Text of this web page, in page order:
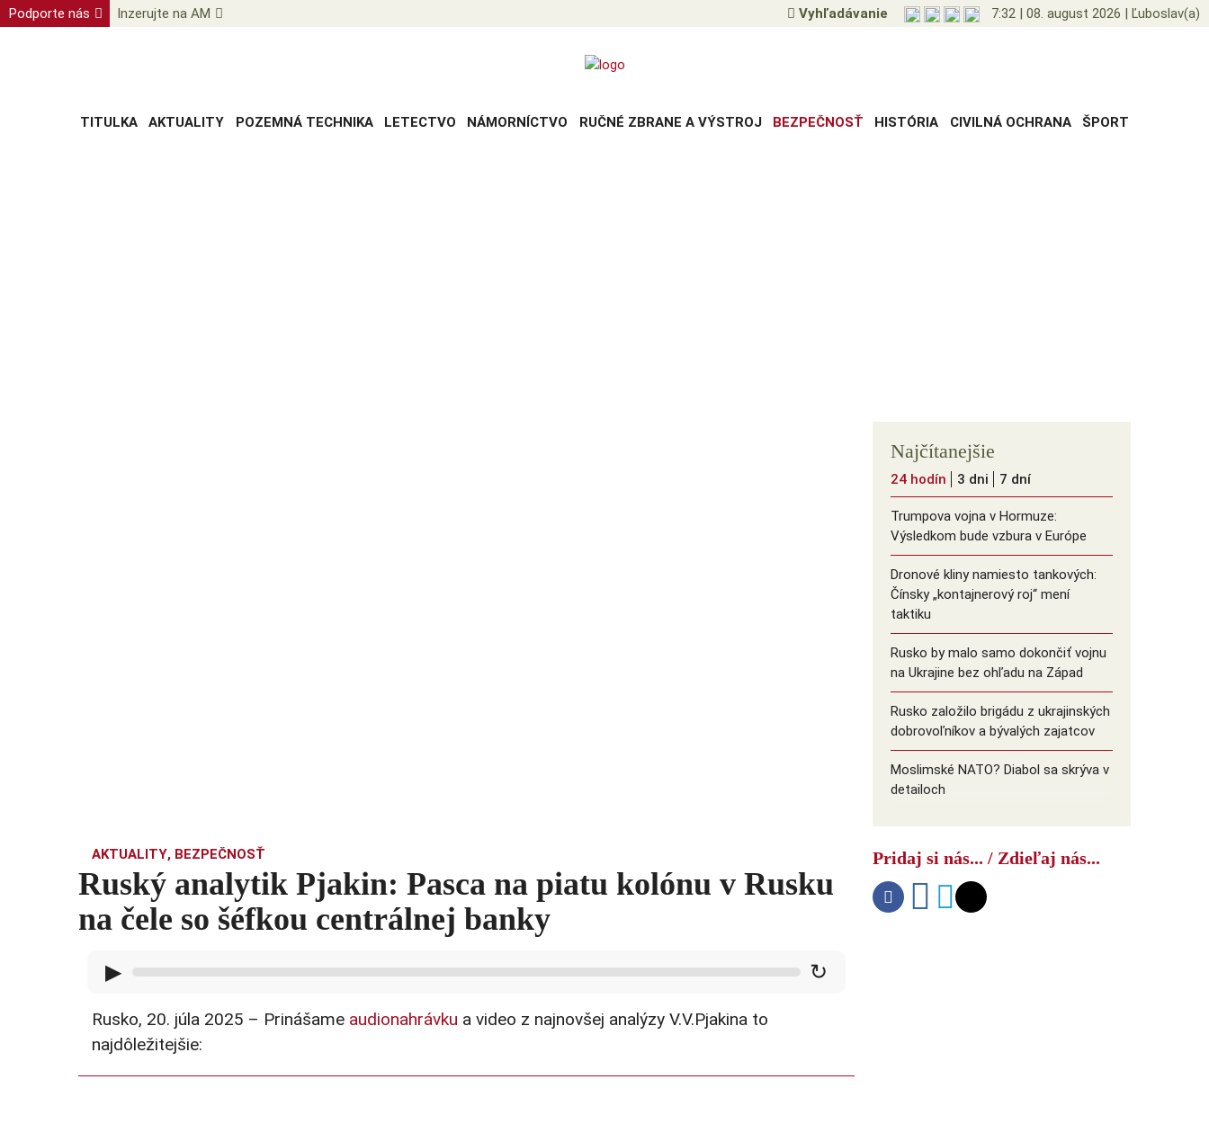
Podporte nás Inzerujte na AM Vyhľadávanie 7:32 | 08. august 2026 | Ľuboslav(a)
TITULKA AKTUALITY POZEMNÁ TECHNIKA LETECTVO NÁMORNÍCTVO RUČNÉ ZBRANE A VÝSTROJ BEZPEČNOSŤ HISTÓRIA CIVILNÁ OCHRANA ŠPORT
Najčítanejšie
24 hodín 3 dni 7 dní
Trumpova vojna v Hormuze:
Výsledkom bude vzbura v Európe
Dronové kliny namiesto tankových:
Čínsky ️„kontajnerový roj“ mení
taktiku
Rusko by malo samo dokončiť vojnu
na Ukrajine bez ohľadu na Západ
Rusko založilo brigádu z ukrajinských
dobrovoľníkov a bývalých zajatcov
Moslimské NATO? Diabol sa skrýva v
detailoch
AKTUALITY, BEZPEČNOSŤ
Ruský analytik Pjakin: Pasca na piatu kolónu v Rusku
na čele so šéfkou centrálnej banky
▶ ↻
Rusko, 20. júla 2025 – Prinášame audionahrávku a video z najnovšej analýzy V.V.Pjakina to
najdôležitejšie:
Pridaj si nás... / Zdieľaj nás...